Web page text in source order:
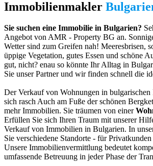
Immobilienmakler
Sie suchen eine Immobilie in Bulgarien?
Angebot von AMR - Property BG an.
Wetter sind zum Greifen nah! Meeresbrisen,
üppige Vegetation, gutes Essen und schöne
gut, nicht? enau so könnte Ihr Alltag in
Sie unser Partner und wir finden schnell die
Der Verkauf von Wohnungen in
sich rasch Auch am Fuße der schönen
mehr Immobilien. Sie träumen von einer
Erfüllen Sie sich Ihren Traum mit unserer
Verkauf von Immobilien in Bulgarien. In
Sie verschiedene Standorte - für
Unsere Immobilienvermittlung bedeutet
umfassende Betreuung in jeder Phase der